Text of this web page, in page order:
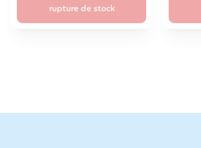
rupture de stock